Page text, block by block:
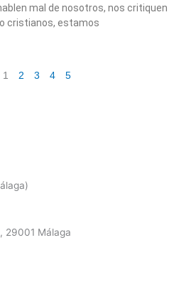
mal de nosotros, nos critiquen
cristianos, estamos
1 2 3 4 5
29001 Málaga